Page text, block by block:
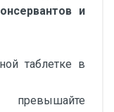
и
таблетке в